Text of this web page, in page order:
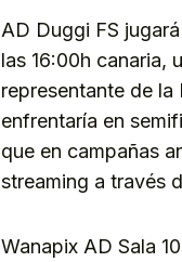
AD Duggi FS
las 16:00h canaria,
representante de la
enfrentaría en
que en campañas
streaming a través
Wanapix AD Sala